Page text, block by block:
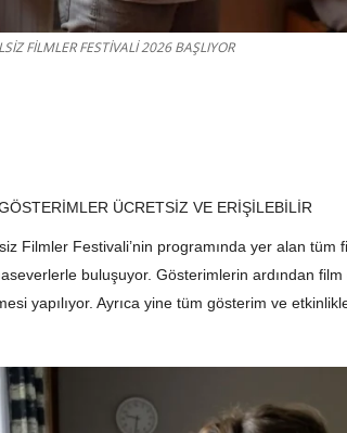
FİLMLER FESTİVALİ 2026 BAŞLIYOR
ÜCRETSİZ VE ERİŞİLEBİLİR
Filmler Festivali’nin programında yer alan tüm
buluşuyor. Gösterimlerin ardından
yapılıyor. Ayrıca yine tüm gösterim ve